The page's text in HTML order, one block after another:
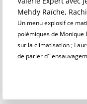
Mehdy Raïche,
Un menu explosif ce
polémiques de
sur la climatisation ;
de parler